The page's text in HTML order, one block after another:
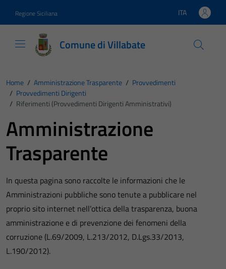
Regione Siciliana Lingua attiva:
ITA
Comune di Villabate
Home / Amministrazione Trasparente / Provvedimenti
/ Provvedimenti Dirigenti
/ Riferimenti (Provvedimenti Dirigenti Amministrativi)
Amministrazione
Trasparente
In questa pagina sono raccolte le informazioni che le
Amministrazioni pubbliche sono tenute a pubblicare nel
proprio sito internet nell’ottica della trasparenza, buona
amministrazione e di prevenzione dei fenomeni della
corruzione (L.69/2009, L.213/2012, D.Lgs.33/2013,
L.190/2012).